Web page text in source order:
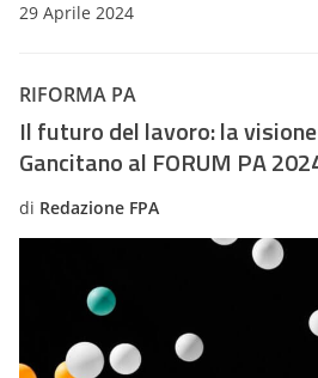
29 Aprile 2024
RIFORMA PA
Il futuro del lavoro: la
Gancitano al FORUM PA
di Redazione FPA